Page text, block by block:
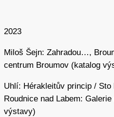
u romantiků a snadno jej lze
Caspar David Friedrich,
například s americkými
východiska byla pro Šejna
V roce 1967 například
cestu od Bezdězu přes
zase iniciovala jeho
2023
Miloš Šejn: Zahradou…,
centrum Broumov (katalog
Uhlí: Hérakleitův princip /
Roudnice nad Labem:
výstavy)